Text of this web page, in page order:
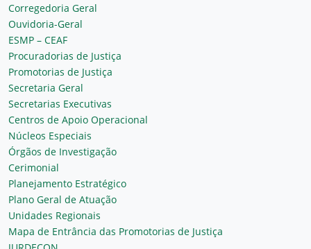
Corregedoria Geral
Ouvidoria-Geral
ESMP – CEAF
Procuradorias de Justiça
Promotorias de Justiça
Secretaria Geral
Secretarias Executivas
Centros de Apoio Operacional
Núcleos Especiais
Órgãos de Investigação
Cerimonial
Planejamento Estratégico
Plano Geral de Atuação
Unidades Regionais
Mapa de Entrância das Promotorias de Justiça